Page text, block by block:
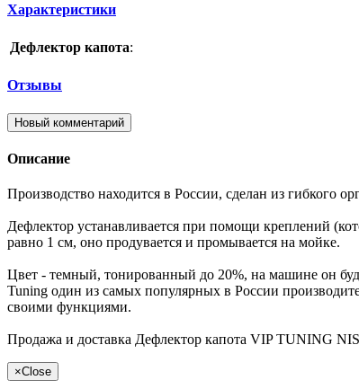
Характеристики
Дефлектор капота:
Отзывы
Новый комментарий
Описание
Производство находится в России, сделан из гибкого
Дефлектор устанавливается при помощи креплений
равно 1 см, оно продувается и промывается на мойке.
Цвет - темный, тонированный до 20%, на машине он
Tuning один из самых популярных в России
своими функциями.
Продажа и доставка Дефлектор капота VIP TUNING
×Close